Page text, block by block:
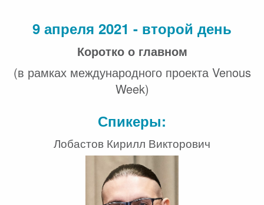
9 апреля 2021 - второй день
Коротко о главном
(в рамках международного проекта Venous
Week)
Спикеры:
Лобастов Кирилл Викторович